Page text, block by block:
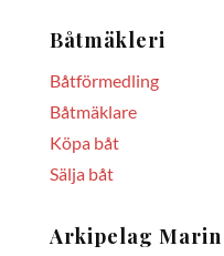
Båtmäkleri
Båtförmedling
Båtmäklare
Köpa båt
Sälja båt
Arkipelag Marin